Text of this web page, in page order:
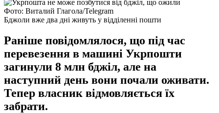
Фото: Виталий Глагола/Telegram
Бджоли вже два дні живуть у відділенні пошти
Раніше повідомлялося, що під час
перевезення в машині Укрпошти
загинули 8 млн бджіл, але на
наступний день вони почали оживати.
Тепер власник відмовляється їх
забрати.